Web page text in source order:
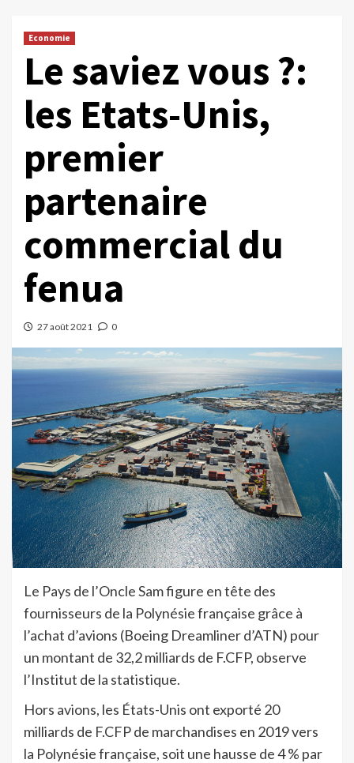
Economie
Le saviez vous ?:
les Etats-Unis,
premier
partenaire
commercial du
fenua
27 août 2021 0
Le Pays de l’Oncle Sam figure en tête des
fournisseurs de la Polynésie française grâce à
l’achat d’avions (Boeing Dreamliner d’ATN) pour
un montant de 32,2 milliards de F.CFP, observe
l’Institut de la statistique.
Hors avions, les États-Unis ont exporté 20
milliards de F.CFP de marchandises en 2019 vers
la Polynésie française, soit une hausse de 4 % par